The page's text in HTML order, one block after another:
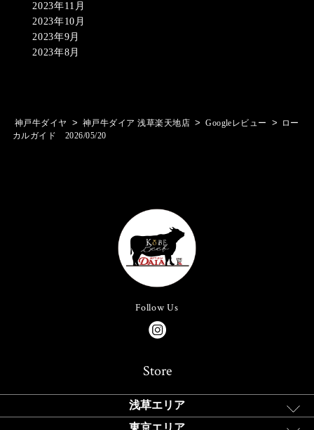
2023年11月
2023年10月
2023年9月
2023年8月
神戸牛ダイヤ > 神戸牛ダイア 浅草楽天地店 > Googleレビュー >
ロー
カルガイド 2026/05/20
Follow Us
Store
浅草エリア